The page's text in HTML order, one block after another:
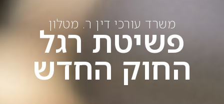
משרד עורכי דין ר. מטלון
פשיטת רגל
החוק החדש